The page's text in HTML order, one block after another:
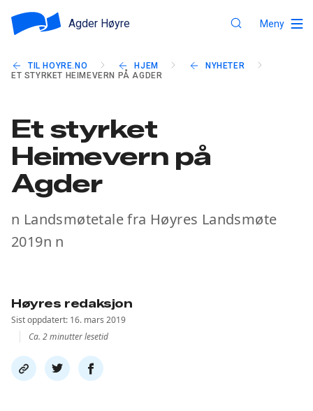
Agder Høyre Meny
TIL HOYRE.NO HJEM
NYHETER
ET STYRKET HEIMEVERN PÅ AGDER
Et styrket
Heimevern på
Agder
n Landsmøtetale fra Høyres Landsmøte
2019n n
Høyres redaksjon
Sist oppdatert: 16. mars 2019
Ca. 2 minutter lesetid
Del
link
Del
på
Del
på